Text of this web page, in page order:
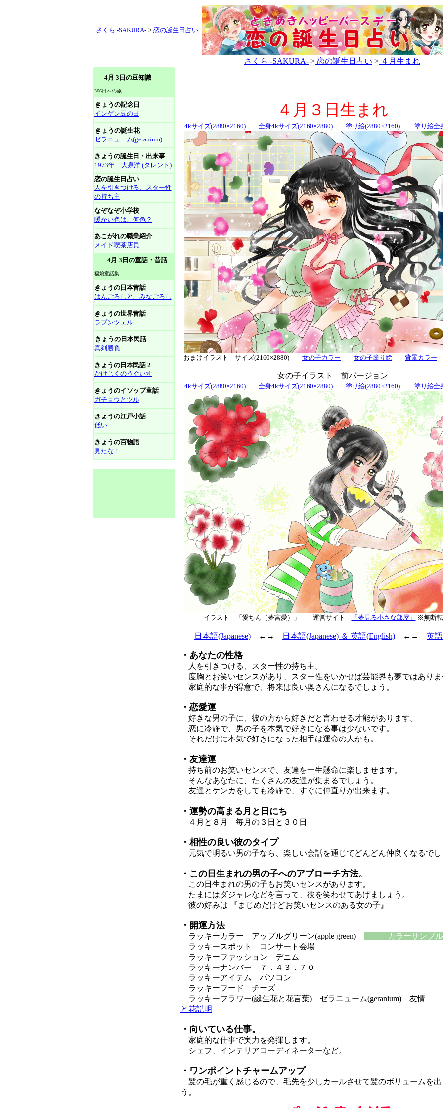
さくら -SAKURA- > 恋の誕生日占い
さくら -SAKURA- > 恋の誕生日占い > ４月生まれ
4月 3日の豆知識
366日への旅
きょうの記念日
インゲン豆の日
きょうの誕生花
ゼラニューム(geranium)
きょうの誕生日・出来事
1973年 大泉洋 (タレント)
恋の誕生日占い
人を引きつける、スター性
の持ち主
なぞなぞ小学校
暖かい色は、何色？
あこがれの職業紹介
メイド喫茶店員
4月 3日の童話・昔話
福娘童話集
きょうの日本昔話
はんごろしと、みなごろし
きょうの世界昔話
ラプンツェル
きょうの日本民話
真剣勝負
きょうの日本民話 2
かけじくのうぐいす
きょうのイソップ童話
ガチョウとツル
きょうの江戸小話
低い
きょうの百物語
見たな！
４月３日生まれ
4kサイズ(2880×2160) 全身4kサイズ(2160×2880) 塗り絵(2880×2160) 塗り絵全
おまけイラスト サイズ(2160×2880) 女の子カラー 女の子塗り絵 背景カラー
女の子イラスト 前バージョン
4kサイズ(2880×2160) 全身4kサイズ(2160×2880) 塗り絵(2880×2160) 塗り絵全
イラスト 「愛ちん（夢宮愛）」 運営サイト 「夢見る小さな部屋」 ※無断
日本語(Japanese) ←→ 日本語(Japanese) ＆ 英語(English) ←→ 英
・あなたの性格
人を引きつける、スター性の持ち主。
度胸とお笑いセンスがあり、スター性をいかせば芸能界も夢ではありま
家庭的な事が得意で、将来は良い奥さんになるでしょう。
・恋愛運
好きな男の子に、彼の方から好きだと言わせる才能があります。
恋に冷静で、男の子を本気で好きになる事は少ないです。
それだけに本気で好きになった相手は運命の人かも。
・友達運
持ち前のお笑いセンスで、友達を一生懸命に楽しませます。
そんなあなたに、たくさんの友達が集まるでしょう。
友達とケンカをしても冷静で、すぐに仲直りが出来ます。
・運勢の高まる月と日にち
４月と８月 毎月の３日と３０日
・相性の良い彼のタイプ
元気で明るい男の子なら、楽しい会話を通じてどんどん仲良くなるでし
・この日生まれの男の子へのアプローチ方法。
この日生まれの男の子もお笑いセンスがあります。
たまにはダジャレなどを言って、彼を笑わせてあげましょう。
彼の好みは 『まじめだけどお笑いセンスのある女の子』
・開運方法
ラッキーカラー アップルグリーン(apple green)
カラーサンプル
ラッキースポット コンサート会場
ラッキーファッション デニム
ラッキーナンバー ７．４３．７０
ラッキーアイテム パソコン
ラッキーフード チーズ
ラッキーフラワー(誕生花と花言葉) ゼラニューム(geranium) 友
と花説明
・向いている仕事。
家庭的な仕事で実力を発揮します。
シェフ、インテリアコーディネーターなど。
・ワンポイントチャームアップ
髪の毛が重く感じるので、毛先を少しカールさせて髪のボリュームを出
う。